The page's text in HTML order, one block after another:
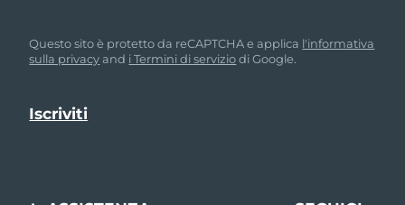
Questo sito è protetto da reCAPTCHA e applica l'informativa
sulla privacyand i Termini di serviziodi Google.